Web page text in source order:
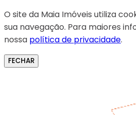
O site da Maia Imóveis utiliza
sua navegação. Para maiores
nossa política de privacidade.
FECHAR